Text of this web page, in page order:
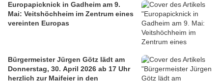
Europapicknick in Gadheim am 9.
Mai: Veitshöchheim im Zentrum eines
vereinten Europas
Bürgermeister Jürgen Götz lädt am
Donnerstag, 30. April 2026 ab 17 Uhr
herzlich zur Maifeier in den